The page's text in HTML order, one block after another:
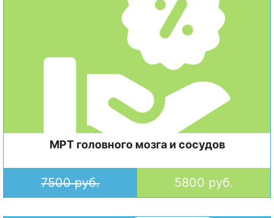
МРТ головного мозга и сосудов
7500 руб. 5800 руб.